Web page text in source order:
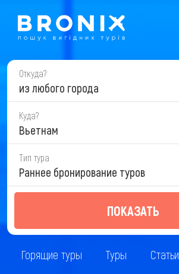
Откуда?
из любого города
Куда?
Вьетнам
Тип тура
Раннее бронирование туров
ПОКАЗАТЬ
Горящие туры Туры Статьи